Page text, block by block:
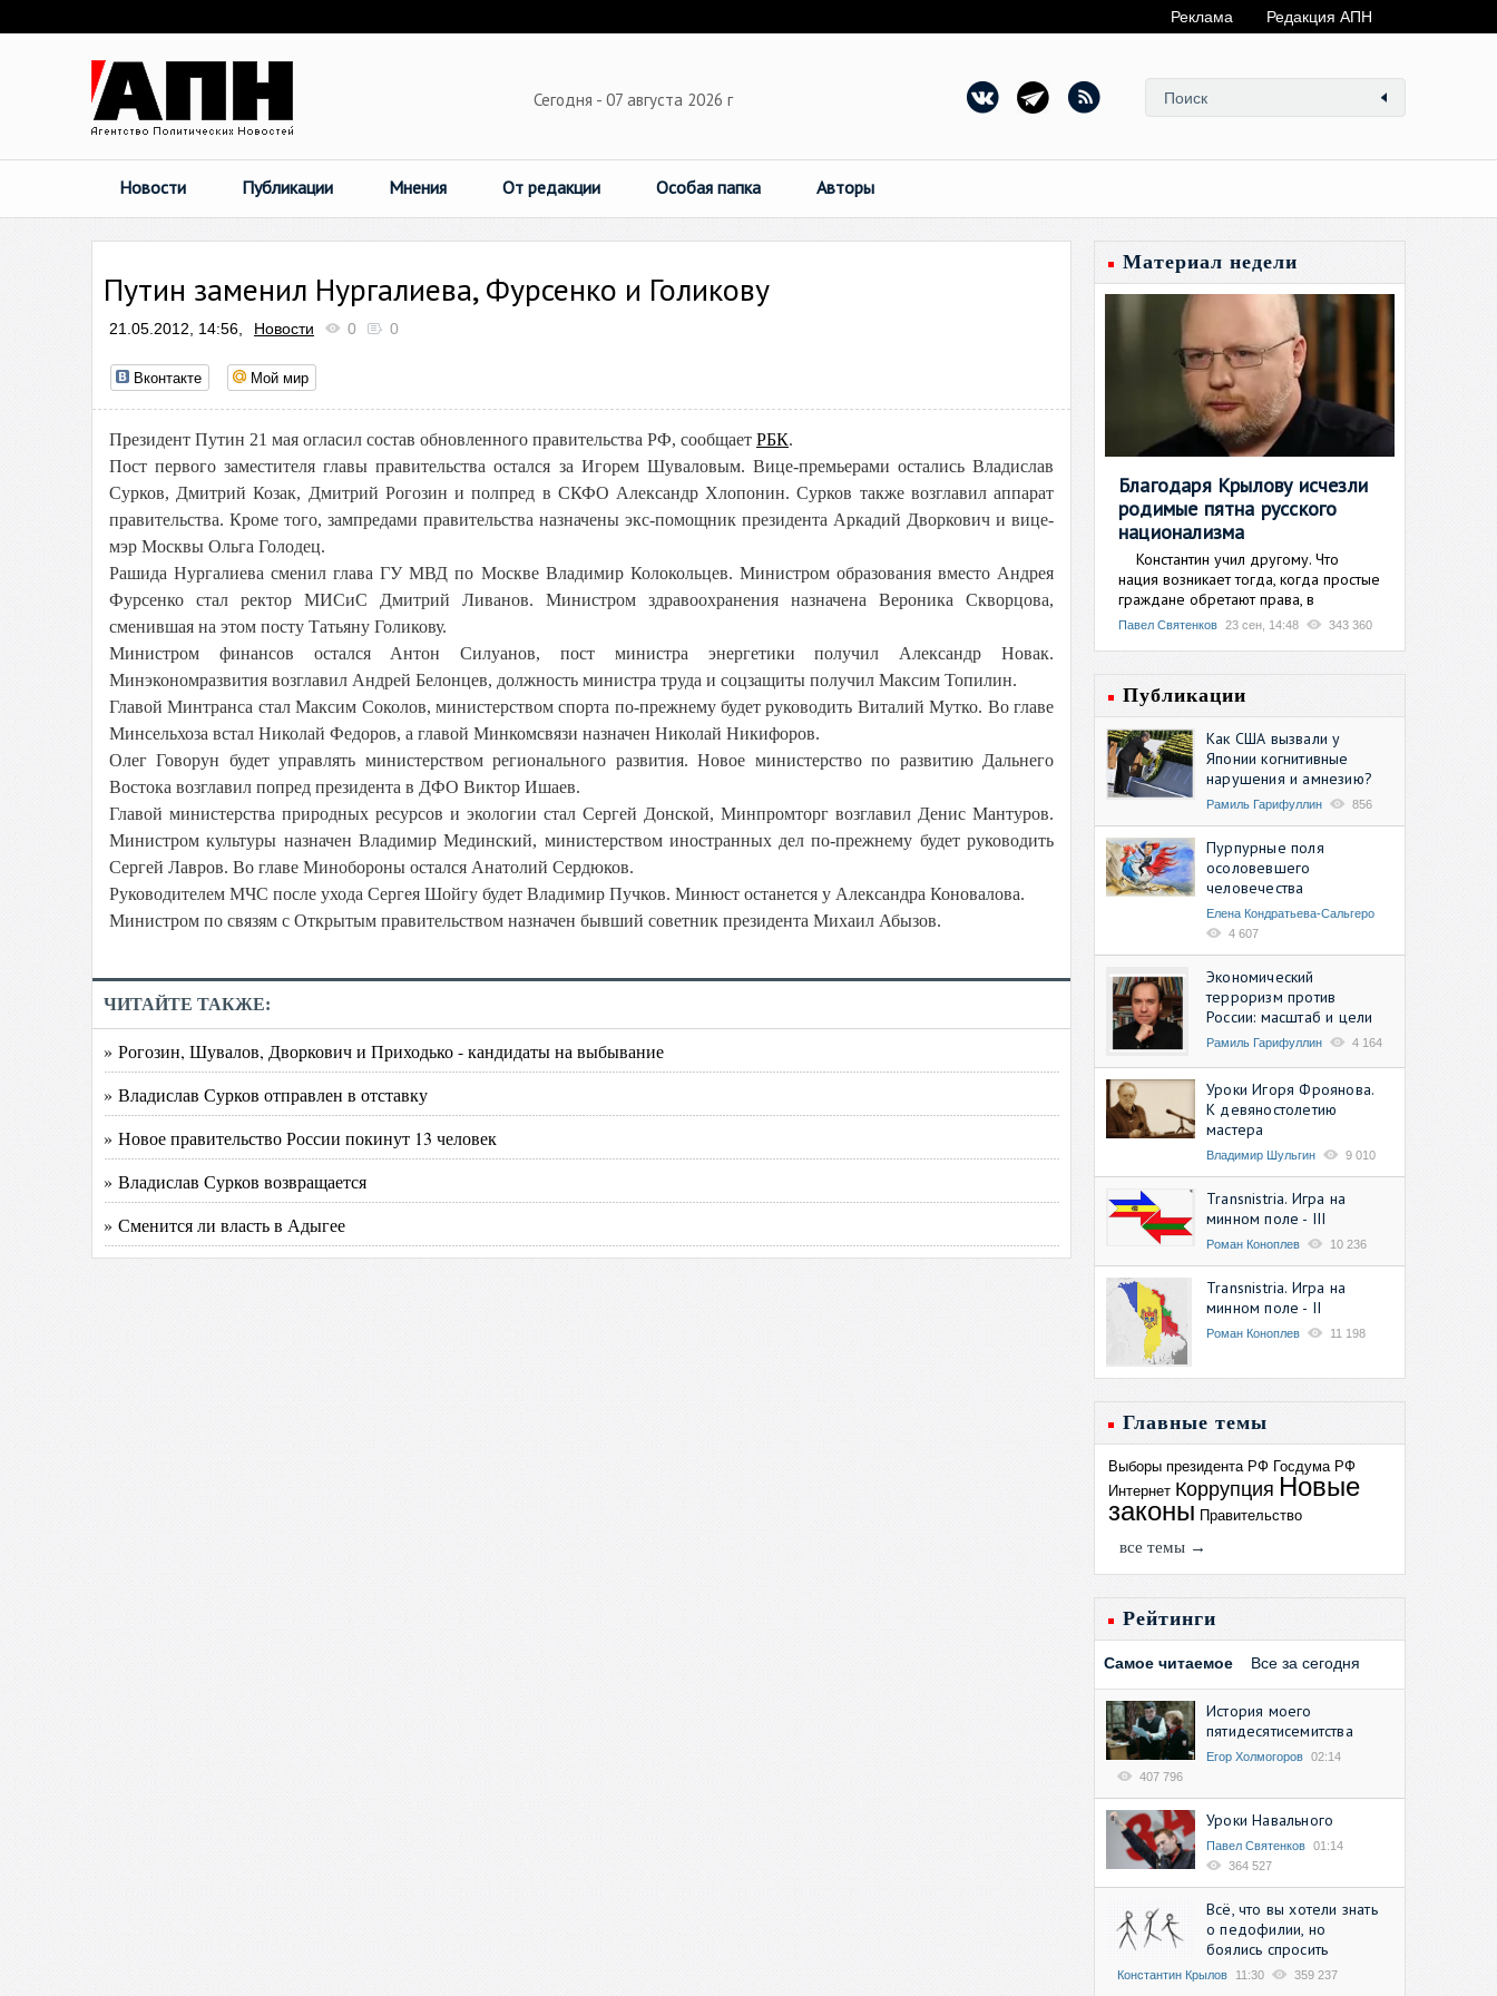
Реклама Редакция АПН
Сегодня - 07 августа 2026 г
Новости Публикации Мнения От редакции Особая папка Авторы
Путин заменил Нургалиева, Фурсенко и Голикову
21.05.2012, 14:56, Новости 0 0
Вконтакте Мой мир
Президент Путин 21 мая огласил состав обновленного правительства РФ, сообщает РБК.
Пост первого заместителя главы правительства остался за Игорем Шуваловым. Вице-премьерами остались Владислав
Сурков, Дмитрий Козак, Дмитрий Рогозин и полпред в СКФО Александр Хлопонин. Сурков также возглавил аппарат
правительства. Кроме того, зампредами правительства назначены экс-помощник президента Аркадий Дворкович и вице-
мэр Москвы Ольга Голодец.
Рашида Нургалиева сменил глава ГУ МВД по Москве Владимир Колокольцев. Министром образования вместо Андрея
Фурсенко стал ректор МИСиС Дмитрий Ливанов. Министром здравоохранения назначена Вероника Скворцова,
сменившая на этом посту Татьяну Голикову.
Министром финансов остался Антон Силуанов, пост министра энергетики получил Александр Новак.
Минэкономразвития возглавил Андрей Белонцев, должность министра труда и соцзащиты получил Максим Топилин.
Главой Минтранса стал Максим Соколов, министерством спорта по-прежнему будет руководить Виталий Мутко. Во главе
Минсельхоза встал Николай Федоров, а главой Минкомсвязи назначен Николай Никифоров.
Олег Говорун будет управлять министерством регионального развития. Новое министерство по развитию Дальнего
Востока возглавил попред президента в ДФО Виктор Ишаев.
Главой министерства природных ресурсов и экологии стал Сергей Донской, Минпромторг возглавил Денис Мантуров.
Министром культуры назначен Владимир Мединский, министерством иностранных дел по-прежнему будет руководить
Сергей Лавров. Во главе Минобороны остался Анатолий Сердюков.
Руководителем МЧС после ухода Сергея Шойгу будет Владимир Пучков. Минюст останется у Александра Коновалова.
Министром по связям с Открытым правительством назначен бывший советник президента Михаил Абызов.
ЧИТАЙТЕ ТАКЖЕ:
» Рогозин, Шувалов, Дворкович и Приходько - кандидаты на выбывание
» Владислав Сурков отправлен в отставку
» Новое правительство России покинут 13 человек
» Владислав Сурков возвращается
» Сменится ли власть в Адыгее
Материал недели
Благодаря Крылову исчезли
родимые пятна русского
национализма
Константин учил другому. Что
нация возникает тогда, когда простые
граждане обретают права, в
Павел Святенков 23 сен, 14:48 343 360
Публикации
Как США вызвали у
Японии когнитивные
нарушения и амнезию?
Рамиль Гарифуллин 856
Пурпурные поля
осоловевшего
человечества
Елена Кондратьева-Сальгеро
4 607
Экономический
терроризм против
России: масштаб и цели
Рамиль Гарифуллин 4 164
Уроки Игоря Фроянова.
К девяностолетию
мастера
Владимир Шульгин 9 010
Transnistria. Игра на
минном поле - III
Роман Коноплев 10 236
Transnistria. Игра на
минном поле - II
Роман Коноплев 11 198
Главные темы
Выборы президента РФ Госдума РФ
Интернет Коррупция Новые
законы Правительство
все темы →
Рейтинги
Самое читаемое Все за сегодня
История моего
пятидесятисемитства
Егор Холмогоров 02:14
407 796
Уроки Навального
Павел Святенков 01:14
364 527
Всё, что вы хотели знать
о педофилии, но
боялись спросить
Константин Крылов 11:30 359 237